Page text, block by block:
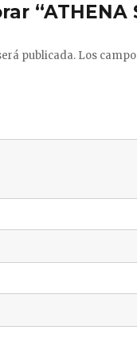
“ATHENA
publicada. Los